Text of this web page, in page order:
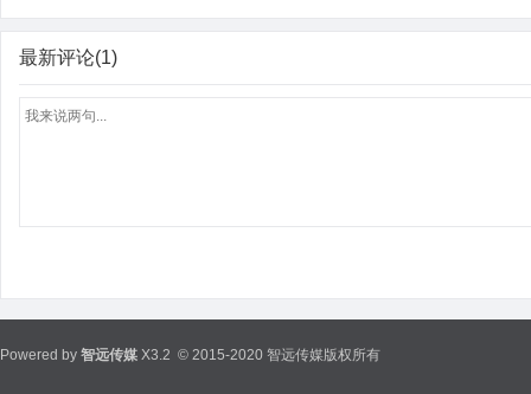
最新评论(1)
Powered by 智远传媒 X3.2 © 2015-2020 智远传媒版权所有